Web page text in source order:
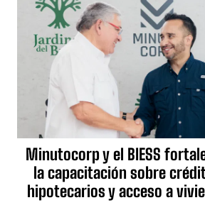
Minutocorp y el BIESS
la capacitación sobre
hipotecarios y acceso a